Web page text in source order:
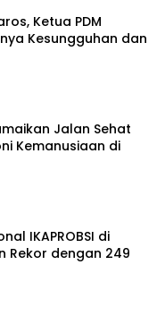
Ketua PDM
Kesungguhan dan
Jalan Sehat
Kemanusiaan di
IKAPROBSI di
Rekor dengan 249